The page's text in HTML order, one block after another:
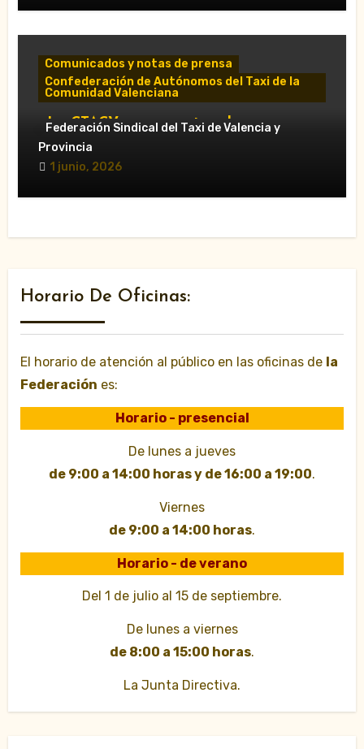
Comunicados y notas de prensa
Confederación de Autónomos del Taxi de la
Comunidad Valenciana
«La CTACV carga contra el nuevo
Decreto Ley y acusa al Consell de
Federación Sindical del Taxi de Valencia y
Provincia
1 junio, 2026
Horario De Oficinas:
El horario de atención al público en las oficinas de la
Federación es:
Horario - presencial
De lunes a jueves
de 9:00 a 14:00 horas y de 16:00 a 19:00.
Viernes
de 9:00 a 14:00 horas.
Horario - de verano
Del 1 de julio al 15 de septiembre.
De lunes a viernes
de 8:00 a 15:00 horas.
La Junta Directiva.